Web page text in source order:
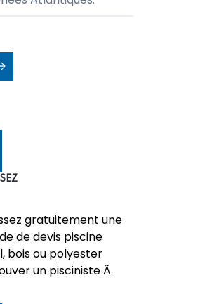
gratuitement une
de devis piscine
bois ou polyester
un pisciniste Ã